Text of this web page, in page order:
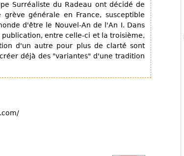
Surréaliste du Radeau ont décidé de
générale en France, susceptible
d'être le Nouvel-An de l'An I. Dans
entre celle-ci et la troisième,
d'un autre pour plus de clarté sont
déjà des "variantes" d'une tradition